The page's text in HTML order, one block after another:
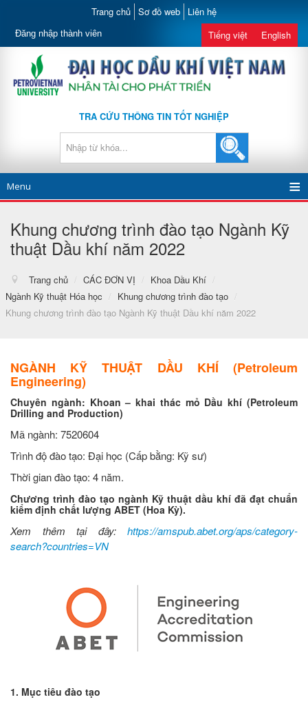
Trang chủ Sơ đồ web Liên hệ
Đăng nhập thành viên Tiếng việt English
TRA CỨU THÔNG TIN TỐT NGHIỆP
Menu
Khung chương trình đào tạo Ngành Kỹ
thuật Dầu khí năm 2022
Trang chủ / CÁC ĐƠN VỊ / Khoa Dầu Khí
/
Ngành Kỹ thuật Hóa học
/ Khung chương trình đào tạo /
Khung chương trình đào tạo Ngành Kỹ thuật Dầu khí năm 2022
NGÀNH KỸ THUẬT DẦU KHÍ (Petroleum
Engineering)
Chuyên ngành: Khoan – khai thác mỏ Dầu khí (Petroleum
Drilling and Production)
Mã ngành: 7520604
Trình độ đào tạo: Đại học (Cấp bằng: Kỹ sư)
Thời gian đào tạo: 4 năm.
Chương trình đào tạo ngành Kỹ thuật dầu khí đã đạt chuẩn
kiểm định chất lượng ABET (Hoa Kỳ).
Xem thêm tại đây: https://amspub.abet.org/aps/category-
search?countries=VN
1. Mục tiêu đào tạo